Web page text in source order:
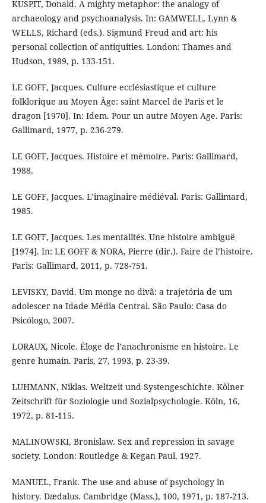
KUSPIT, Donald. A mighty metaphor: the analogy of
archaeology and psychoanalysis. In: GAMWELL, Lynn &
WELLS, Richard (eds.). Sigmund Freud and art: his
personal collection of antiquities. London: Thames and
Hudson, 1989, p. 133-151.
LE GOFF, Jacques. Culture ecclésiastique et culture
folklorique au Moyen Âge: saint Marcel de Paris et le
dragon [1970]. In: Idem. Pour un autre Moyen Age. Paris:
Gallimard, 1977, p. 236-279.
LE GOFF, Jacques. Histoire et mémoire. Paris: Gallimard,
1988.
LE GOFF, Jacques. L’imaginaire médiéval. Paris: Gallimard,
1985.
LE GOFF, Jacques. Les mentalités. Une histoire ambiguë
[1974]. In: LE GOFF & NORA, Pierre (dir.). Faire de l’histoire.
Paris: Gallimard, 2011, p. 728-751.
LEVISKY, David. Um monge no divã: a trajetória de um
adolescer na Idade Média Central. São Paulo: Casa do
Psicólogo, 2007.
LORAUX, Nicole. Éloge de l’anachronisme en histoire. Le
genre humain. Paris, 27, 1993, p. 23-39.
LUHMANN, Niklas. Weltzeit und Systengeschichte. Kölner
Zeitschrift für Soziologie und Sozialpsychologie. Köln, 16,
1972, p. 81-115.
MALINOWSKI, Bronislaw. Sex and repression in savage
society. London: Routledge & Kegan Paul, 1927.
MANUEL, Frank. The use and abuse of psychology in
history. Dædalus. Cambridge (Mass.), 100, 1971, p. 187-213.